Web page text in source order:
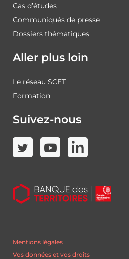
Cas d’études
Communiqués de presse
Dossiers thématiques
Aller plus loin
Le réseau SCET
Formation
Suivez-nous
Mentions légales
Vos données et vos droits